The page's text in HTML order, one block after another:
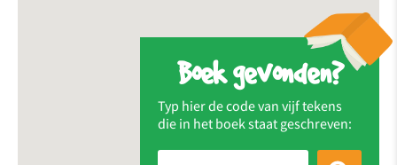
Boek gevonden?
Typ hier de code van vijf tekens
die in het boek staat geschreven: